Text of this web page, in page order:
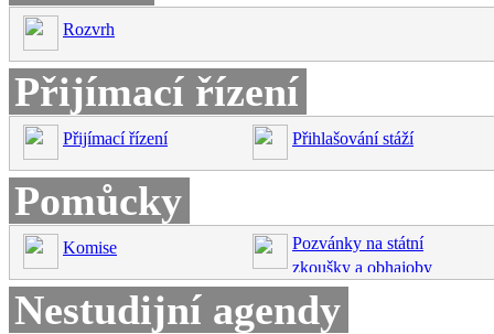
Rozvrh
Přijímací řízení
Přijímací řízení Přihlašování stáží
Pomůcky
Komise
Pozvánky na státní
zkoušky a obhajoby
Nestudijní agendy